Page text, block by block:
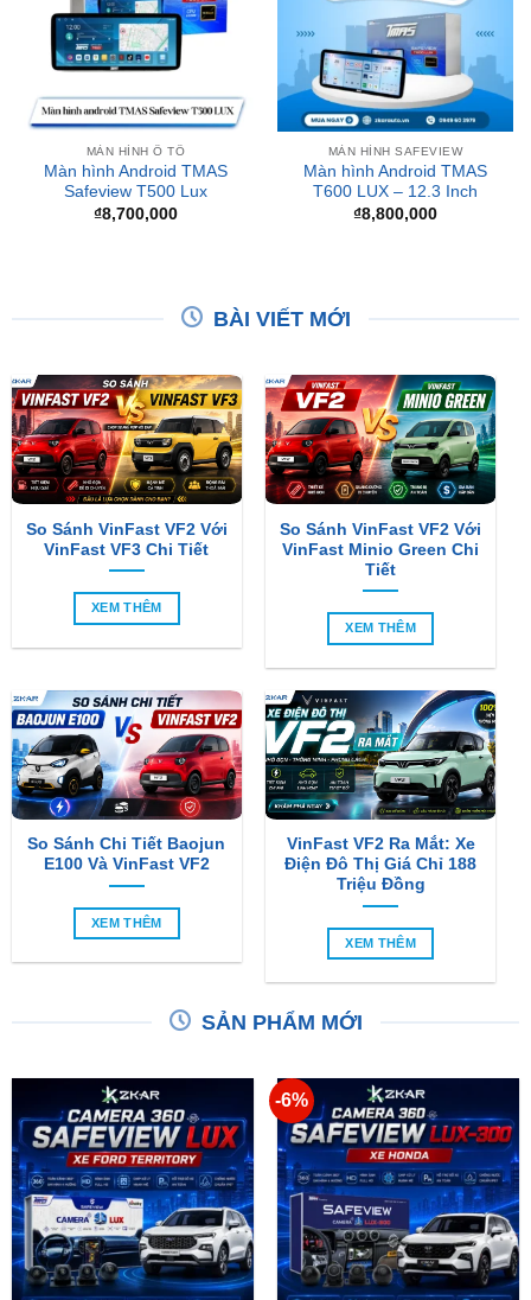
Màn hình Android TMAS
Safeview T500 Lux
₫8,700,000
MÀN HÌNH SAFEVIEW
Màn hình Android TMAS
T600 LUX – 12.3 Inch
₫8,800,000
So Sánh VinFast VF2 Với
VinFast VF3 Chi Tiết
XEM THÊM
So Sánh VinFast VF2 Với
VinFast Minio Green Chi
Tiết
XEM THÊM
So Sánh Chi Tiết Baojun
E100 Và VinFast VF2
XEM THÊM
VinFast VF2 Ra Mắt: Xe
Điện Đô Thị Giá Chỉ 188
Triệu Đồng
XEM THÊM
SẢN PHẨM MỚI
Camera 360 SAFEVIEW
Camera 360 Dành Riêng